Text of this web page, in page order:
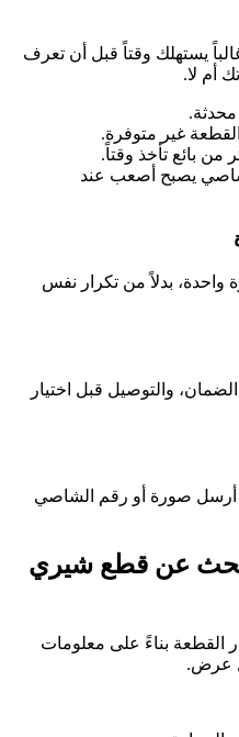
يستهلك وقتاً قبل أن تعرف
أم لا.
محدثة.
غير متوفرة.
من بائع تأخذ وقتاً.
يصبح أصعب عند
واحدة، بدلاً من تكرار نفس
والتوصيل قبل اختيار
أرسل صورة أو رقم الشاصي
عن قطع شيري
القطعة بناءً على معلومات
عرض.